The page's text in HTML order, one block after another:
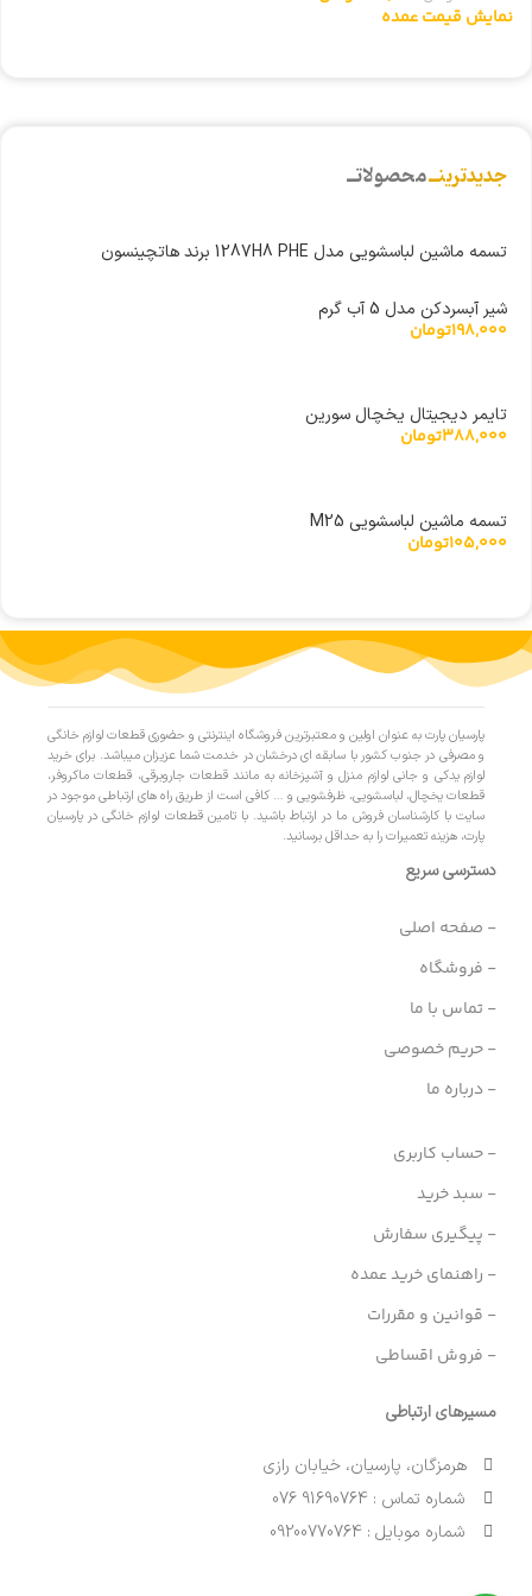
نمایش قیمت عمده
جدیدترینــمحصولاتــ
تسمه ماشین لباسشویی مدل 1287H8 PHE برند هاتچینسون
شیر آبسردکن مدل 5 آب گرم
198,000تومان
تایمر دیجیتال یخچال سورین
388,000تومان
تسمه ماشین لباسشویی M25
105,000تومان
پارسیان پارت به عنوان اولین و معتبرترین فروشگاه اینترنتی و حضوری قطعات لوازم خانگی
و مصرفی در جنوب کشور با سابقه ای درخشان در خدمت شما عزیزان میباشد. برای خرید
لوازم یدکی و جانی لوازم منزل و آشپزخانه به مانند قطعات جاروبرقی، قطعات ماکروفر،
قطعات یخچال، لباسشویی، ظرفشویی و … کافی است از طریق راه های ارتباطی موجود در
سایت با کارشناسان فروش ما در ارتباط باشید. با تامین قطعات لوازم خانگی در پارسیان
پارت، هزینه تعمیرات را به حداقل برسانید.
دسترسی سریع
- صفحه اصلی
- فروشگاه
- تماس با ما
- حریم خصوصی
- درباره ما
- حساب کاربری
- سبد خرید
- پیگیری سفارش
- راهنمای خرید عمده
- قوانین و مقررات
- فروش اقساطی
مسیرهای ارتباطی
هرمزگان، پارسیان، خیابان رازی
شماره تماس : 91690764 076
شماره موبایل : 09200770764